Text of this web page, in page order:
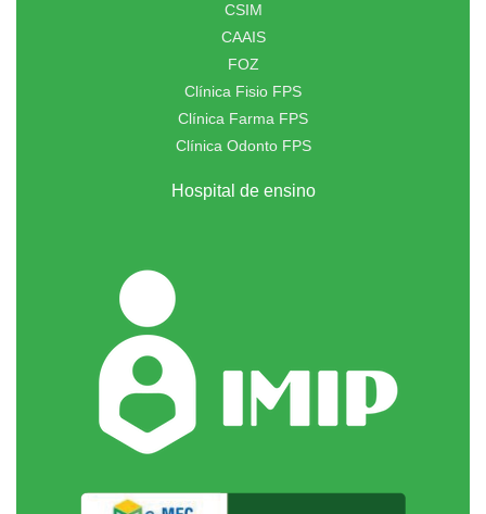
CSIM
CAAIS
FOZ
Clínica Fisio FPS
Clínica Farma FPS
Clínica Odonto FPS
Hospital de ensino